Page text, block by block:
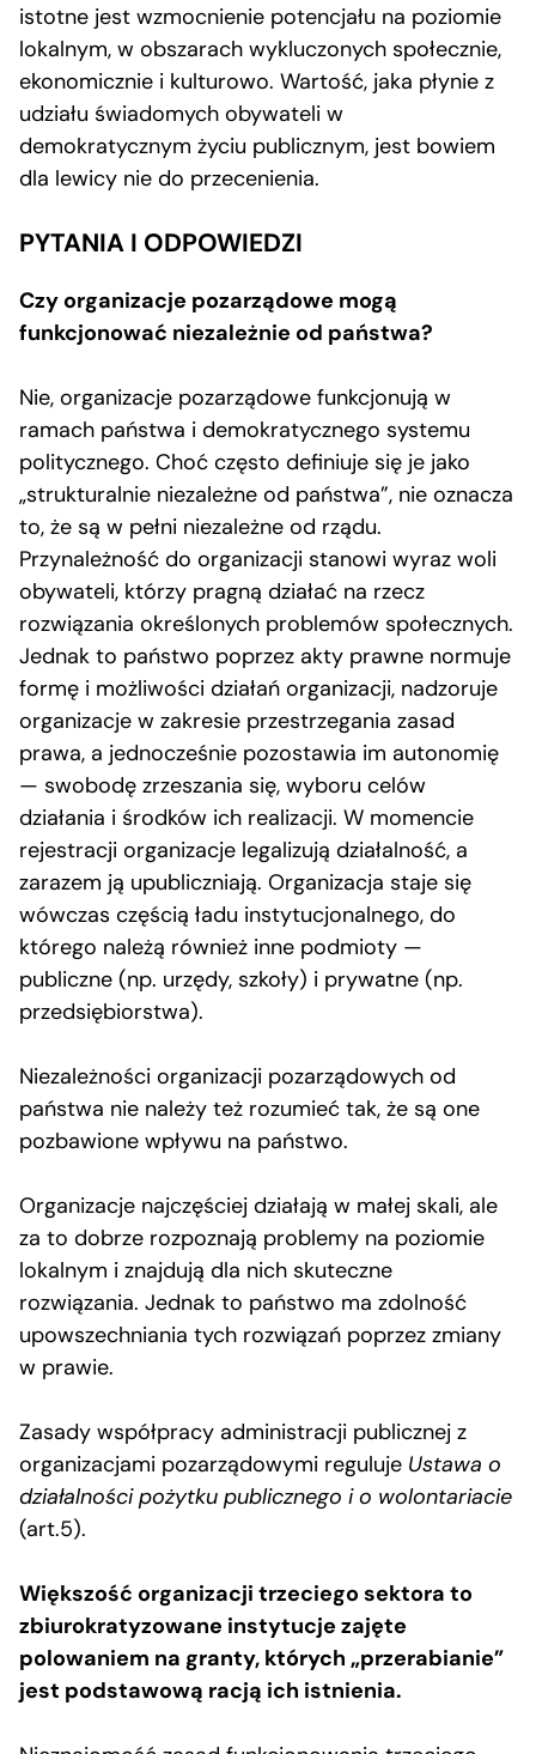
istotne jest wzmocnienie potencjału na poziomie
lokalnym, w obszarach wykluczonych społecznie,
ekonomicznie i kulturowo. Wartość, jaka płynie z
udziału świadomych obywateli w
demokratycznym życiu publicznym, jest bowiem
dla lewicy nie do przecenienia.
PYTANIA I ODPOWIEDZI
Czy organizacje pozarządowe mogą
funkcjonować niezależnie od państwa?
Nie, organizacje pozarządowe funkcjonują w
ramach państwa i demokratycznego systemu
politycznego. Choć często definiuje się je jako
„strukturalnie niezależne od państwa”, nie oznacza
to, że są w pełni niezależne od rządu.
Przynależność do organizacji stanowi wyraz woli
obywateli, którzy pragną działać na rzecz
rozwiązania określonych problemów społecznych.
Jednak to państwo poprzez akty prawne normuje
formę i możliwości działań organizacji, nadzoruje
organizacje w zakresie przestrzegania zasad
prawa, a jednocześnie pozostawia im autonomię
— swobodę zrzeszania się, wyboru celów
działania i środków ich realizacji. W momencie
rejestracji organizacje legalizują działalność, a
zarazem ją upubliczniają. Organizacja staje się
wówczas częścią ładu instytucjonalnego, do
którego należą również inne podmioty —
publiczne (np. urzędy, szkoły) i prywatne (np.
przedsiębiorstwa).
Niezależności organizacji pozarządowych od
państwa nie należy też rozumieć tak, że są one
pozbawione wpływu na państwo.
Organizacje najczęściej działają w małej skali, ale
za to dobrze rozpoznają problemy na poziomie
lokalnym i znajdują dla nich skuteczne
rozwiązania. Jednak to państwo ma zdolność
upowszechniania tych rozwiązań poprzez zmiany
w prawie.
Zasady współpracy administracji publicznej z
organizacjami pozarządowymi reguluje Ustawa o
działalności pożytku publicznego i o wolontariacie
(art.5).
Większość organizacji trzeciego sektora to
zbiurokratyzowane instytucje zajęte
polowaniem na granty, których „przerabianie”
jest podstawową racją ich istnienia.